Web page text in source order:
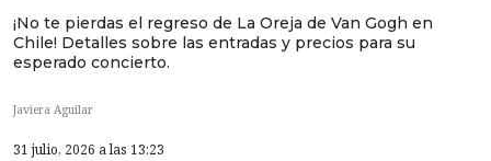
¡No te pierdas el regreso de La Oreja de Van Gogh en
Chile! Detalles sobre las entradas y precios para su
esperado concierto.
Javiera Aguilar
31 julio, 2026 a las 13:23